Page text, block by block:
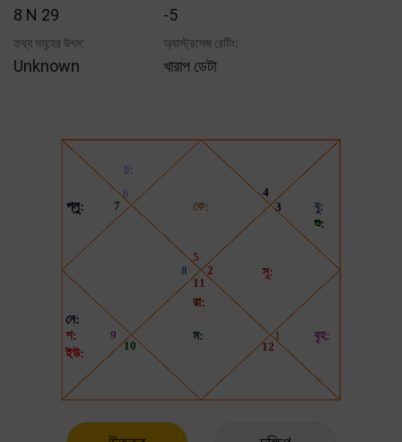
8 N 29 -5
তথ্য সমূহের উৎস:
Unknown
অ্যাস্ট্রসেজ রেটিং:
খারাপ ডেটা